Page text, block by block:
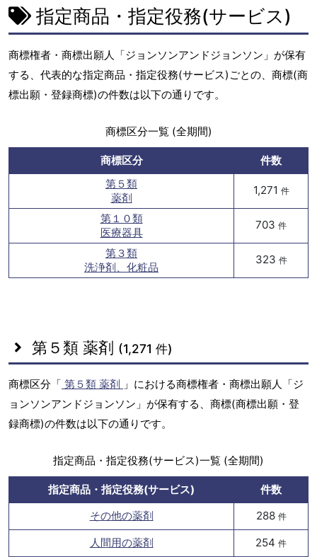
指定商品・指定役務(サービス)
商標権者・商標出願人「ジョンソンアンドジョンソン」が保有
する、代表的な指定商品・指定役務(サービス)ごとの、商標(商
標出願・登録商標)の件数は以下の通りです。
商標区分一覧 (全期間)
商標区分
件数
第５類
薬剤
1,271 件
第１０類
医療器具
703 件
第３類
洗浄剤、化粧品
323 件
第５類 薬剤 (1,271 件)
商標区分「 第５類 薬剤
」における商標権者・商標出願人「ジ
ョンソンアンドジョンソン」が保有する、商標(商標出願・登
録商標)の件数は以下の通りです。
指定商品・指定役務(サービス)一覧 (全期間)
指定商品・指定役務(サービス)
件数
その他の薬剤
288 件
人間用の薬剤 254 件